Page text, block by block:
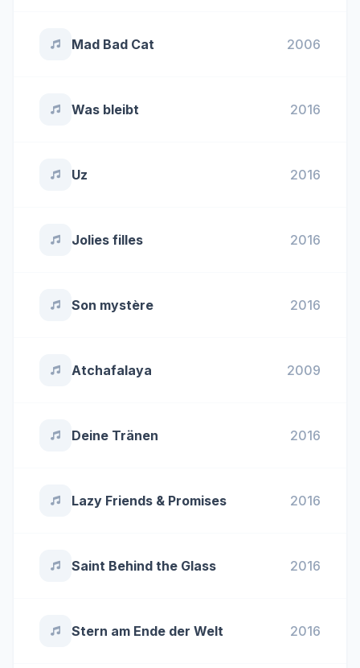
Mad Bad Cat 2006
Was bleibt 2016
Uz 2016
Jolies filles 2016
Son mystère 2016
Atchafalaya 2009
Deine Tränen 2016
Lazy Friends & Promises 2016
Saint Behind the Glass 2016
Stern am Ende der Welt 2016